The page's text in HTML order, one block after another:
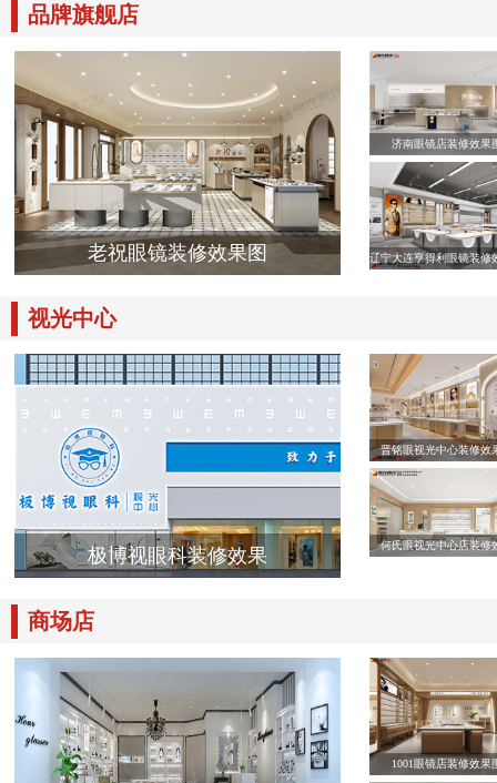
品牌旗舰店
老祝眼镜装修效果图
济南眼镜店装修效果
辽宁大连亨得利眼镜装修
视光中心
极博视眼科装修效果
晋铭眼视光中心装修效
何氏眼视光中心店装修
商场店
1001眼镜店装修效果